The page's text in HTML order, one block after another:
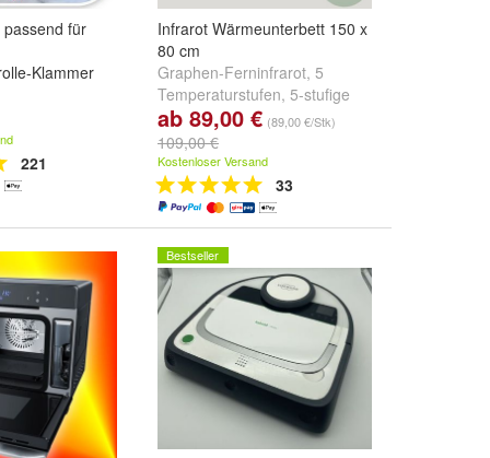
für
Klammer
221
Infrarot Wärmeunterbett 150 x
80 cm
Graphen-Ferninfrarot, 5
Temperaturstufen, 5-stufige
Timer-Funktion, Heizdecke
zusätzlicher Smart-Stecker:
undNein
ab 89,00 € (89,00 €/Stk)
109,00 €
Kostenloser Versand
33
Bestseller